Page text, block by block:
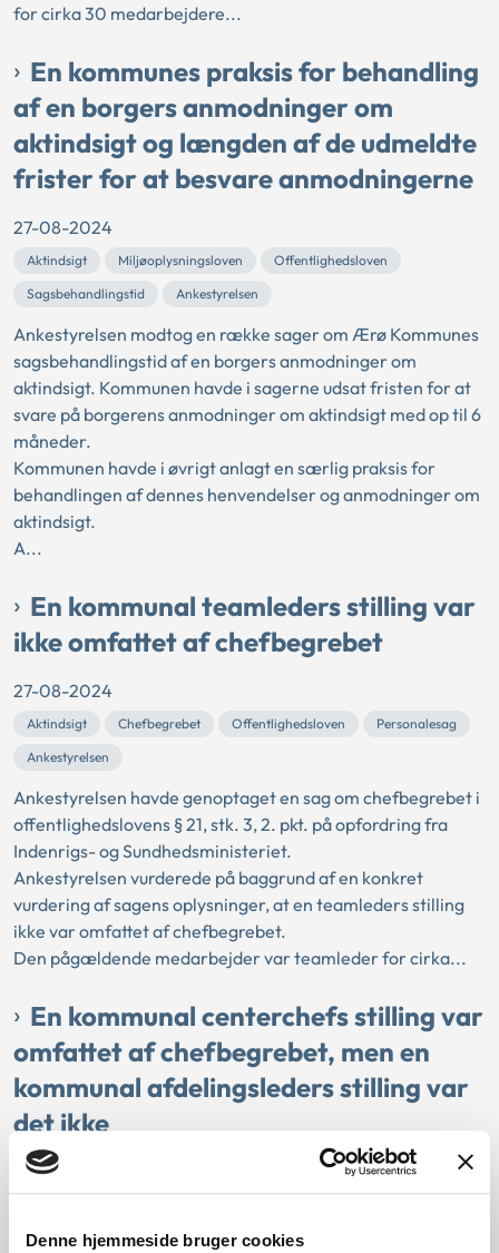
Denne hjemmeside bruger cookies
for cirka 30 medarbejdere...
En kommunes praksis for behandling
af en borgers anmodninger om
aktindsigt og længden af de udmeldte
frister for at besvare anmodningerne
27-08-2024
Aktindsigt Miljøoplysningsloven
Offentlighedsloven
Sagsbehandlingstid
Ankestyrelsen
Ankestyrelsen modtog en række sager om Ærø Kommunes
sagsbehandlingstid af en borgers anmodninger om
aktindsigt. Kommunen havde i sagerne udsat fristen for at
svare på borgerens anmodninger om aktindsigt med op til 6
måneder.
Kommunen havde i øvrigt anlagt en særlig praksis for
behandlingen af dennes henvendelser og anmodninger om
aktindsigt.
A...
En kommunal teamleders stilling var
ikke omfattet af chefbegrebet
27-08-2024
Aktindsigt Chefbegrebet Offentlighedsloven
Personalesag
Ankestyrelsen
Ankestyrelsen havde genoptaget en sag om chefbegrebet i
offentlighedslovens § 21, stk. 3, 2. pkt. på opfordring fra
Indenrigs- og Sundhedsministeriet.
Ankestyrelsen vurderede på baggrund af en konkret
vurdering af sagens oplysninger, at en teamleders stilling
ikke var omfattet af chefbegrebet.
Den pågældende medarbejder var teamleder for cirka...
En kommunal centerchefs stilling var
omfattet af chefbegrebet, men en
kommunal afdelingsleders stilling var
det ikke
27-08-2024
Ankestyrelsen